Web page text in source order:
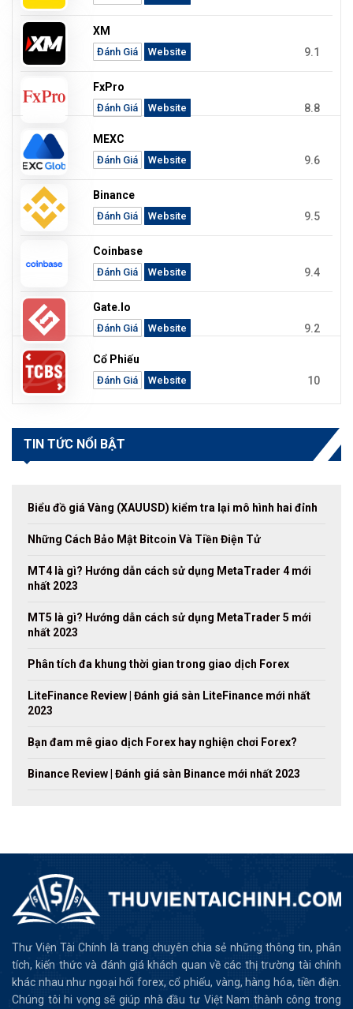
XM
Đánh Giá Website 9.1
FxPro
Đánh Giá Website 8.8
MEXC
Đánh Giá Website 9.6
Binance
Đánh Giá Website 9.5
Coinbase
Đánh Giá Website 9.4
Gate.io
Đánh Giá Website 9.2
Cổ Phiếu
Đánh Giá Website 10
TIN TỨC NỔI BẬT
Biểu đồ giá Vàng (XAUUSD) kiểm tra lại mô hình hai đỉnh
Những Cách Bảo Mật Bitcoin Và Tiền Điện Tử
MT4 là gì? Hướng dẫn cách sử dụng MetaTrader 4 mới
nhất 2023
MT5 là gì? Hướng dẫn cách sử dụng MetaTrader 5 mới
nhất 2023
Phân tích đa khung thời gian trong giao dịch Forex
LiteFinance Review | Đánh giá sàn LiteFinance mới nhất
2023
Bạn đam mê giao dịch Forex hay nghiện chơi Forex?
Binance Review | Đánh giá sàn Binance mới nhất 2023
Thư Viện Tài Chính là trang chuyên chia sẻ những thông tin, phân
tích, kiến thức và đánh giá khách quan về các thị trường tài chính
khác nhau như ngoại hối forex, cổ phiếu, vàng, hàng hóa, tiền điện.
Chúng tôi hi vọng sẽ giúp nhà đầu tư Việt Nam thành công trong